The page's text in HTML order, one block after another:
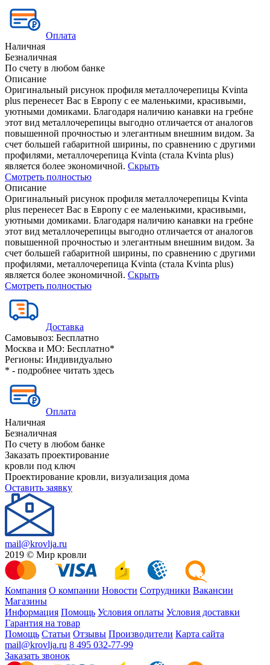
Оплата
Наличная
Безналичная
По счету в любом банке
Описание
Оригинальный рисунок профиля металлочерепицы Kvinta
plus перенесет Вас в Европу с ее маленькими, красивыми,
уютными домиками. Благодаря наличию канавки на гребне
этот вид металлочерепицы выгодно отличается от аналогов
повышенной прочностью и элегантным внешним видом. За
счет большей габаритной ширины, по сравнению с другими
профилями, металлочерепица Kvinta (стала Kvinta plus)
является более экономичной. Скрыть
Смотреть полностью
Описание
Оригинальный рисунок профиля металлочерепицы Kvinta
plus перенесет Вас в Европу с ее маленькими, красивыми,
уютными домиками. Благодаря наличию канавки на гребне
этот вид металлочерепицы выгодно отличается от аналогов
повышенной прочностью и элегантным внешним видом. За
счет большей габаритной ширины, по сравнению с другими
профилями, металлочерепица Kvinta (стала Kvinta plus)
является более экономичной. Скрыть
Смотреть полностью
Доставка
Самовывоз: Бесплатно
Москва и МО: Бесплатно*
Регионы: Индивидуально
* - подробнее читать здесь
Оплата
Наличная
Безналичная
По счету в любом банке
Заказать проектирование
кровли под ключ
Проектирование кровли, визуализация дома
Оставить заявку
mail@krovlja.ru
2019 © Мир кровли
Компания О компании Новости Сотрудники Вакансии
Магазины
Информация Помощь Условия оплаты Условия доставки
Гарантия на товар
Помощь Статьи Отзывы Производители Карта сайта
mail@krovlja.ru 8 495 032-77-99
Заказать звонок